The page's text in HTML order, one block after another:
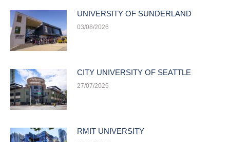
UNIVERSITY OF SUNDERLAND
03/08/2026
CITY UNIVERSITY OF SEATTLE
27/07/2026
RMIT UNIVERSITY